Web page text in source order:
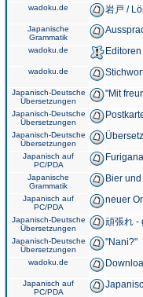
wadoku.de 岩戸 /
Japanische
Grammatik
wadoku.de
wadoku.de
Japanisch-Deutsche
Übersetzungen
"Mit
Japanisch-Deutsche
Übersetzungen
Japanisch-Deutsche
Übersetzungen
Japanisch auf
PC/PDA
Japanische
Grammatik
Bier
Japanisch auf
PC/PDA
neuer
Japanisch-Deutsche
Übersetzungen
頑張れ -
Japanisch-Deutsche
Übersetzungen
"Nani?"
wadoku.de
Japanisch auf
PC/PDA